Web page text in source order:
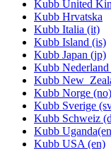
Kubb United
Kubb Hrvatska
Kubb Italia (it)
Kubb Island (is)
Kubb Japan (jp)
Kubb
Kubb
Kubb Norge (no)
Kubb Sverige
Kubb Schweiz
Kubb
Kubb USA (en)